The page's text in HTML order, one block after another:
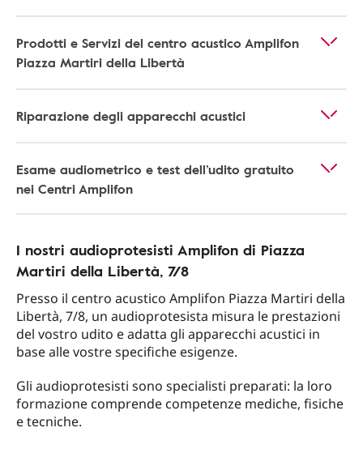
Prodotti e Servizi del centro acustico Amplifon
Piazza Martiri della Libertà
Riparazione degli apparecchi acustici
Esame audiometrico e test dell’udito gratuito
nei Centri Amplifon
I nostri audioprotesisti Amplifon di Piazza
Martiri della Libertà, 7/8
Presso il centro acustico Amplifon Piazza Martiri della
Libertà, 7/8, un audioprotesista misura le prestazioni
del vostro udito e adatta gli apparecchi acustici in
base alle vostre specifiche esigenze.
Gli audioprotesisti sono specialisti preparati: la loro
formazione comprende competenze mediche, fisiche
e tecniche.